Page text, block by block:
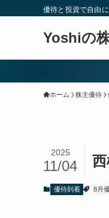
優待と投資で自由
Yoshiの
ホーム 株主優待
2025
11/04
優待到着 8月